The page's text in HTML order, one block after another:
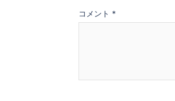
コメント *